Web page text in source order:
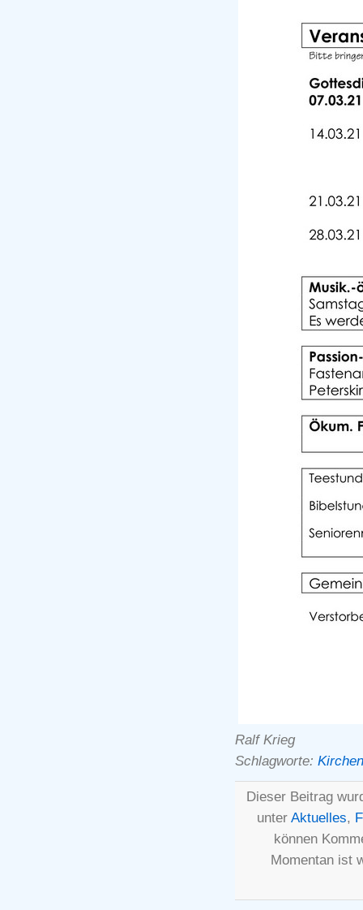
Ralf Krieg
Schlagworte:
Dieser Beitrag
unter Aktuelles,
können
Momentan ist